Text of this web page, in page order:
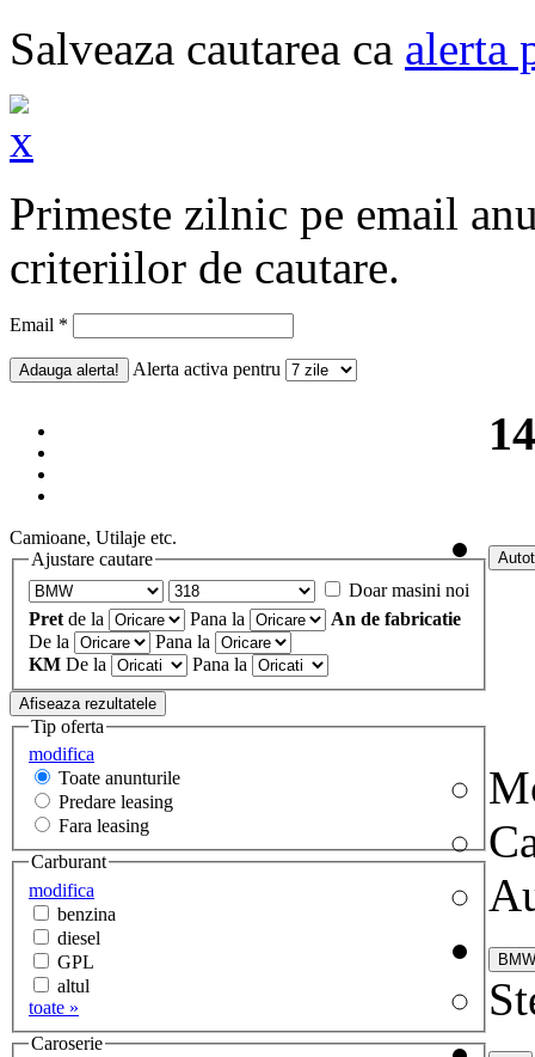
Salveaza cautarea ca alerta
Primeste zilnic pe email
criteriilor de cautare.
Email *
Alerta activa pentru
Camioane, Utilaje etc.
Ajustare cautare
Doar masini noi
Pret de la Pana la
An de fabricatie
De la
Pana la
KM De la Pana la
modifica
Tip oferta
Toate anunturile
Predare leasing
Fara leasing
modifica
Carburant
benzina
diesel
GPL
altul
toate »
Caroserie